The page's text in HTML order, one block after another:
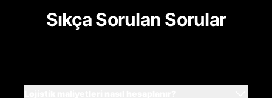
Sıkça Sorulan Sorular